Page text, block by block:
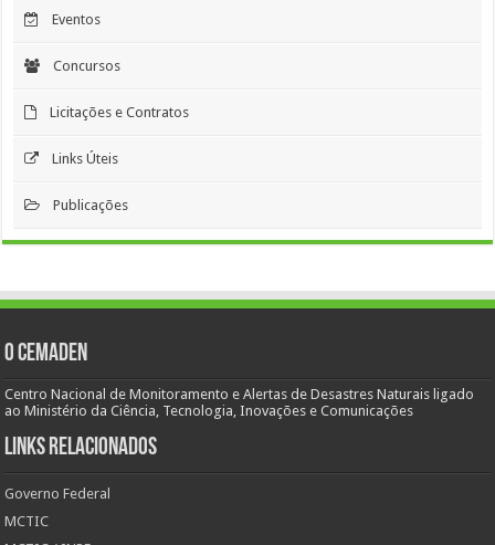
Eventos
Concursos
Licitações e Contratos
Links Úteis
Publicações
O Cemaden
Centro Nacional de Monitoramento e Alertas de Desastres Naturais ligado
ao Ministério da Ciência, Tecnologia, Inovações e Comunicações
Links Relacionados
Governo Federal
MCTIC